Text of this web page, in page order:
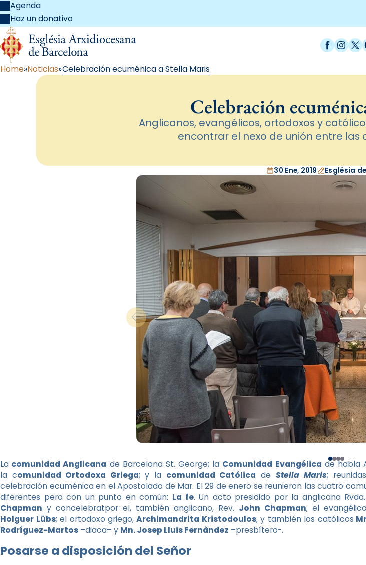
Agenda
Haz un donativo
Facebook
X /
Home Noticias Celebración ecuménica a Stella Maris
Celebración
Anglicanos, evangélicos, ortodoxos y
encontrar el nexo de unión entre
30 Ene, 2019 Església
La comunidad Anglicana de Barcelona St. George; la Comunidad Evangélica de habla
la comunidad Ortodoxa Griega; y la comunidad Católica de Stella Maris;
celebración ecuménica en el Apostolado de Mar. El 29 de enero se reunieron las cuatro
diferentes pero con un punto en común: La fe. Un acto presidido por la anglicana Rvda.
Chapman y concelebratpor el, también anglicano, Rev. John Chapman; el
Holguer Lübs; el ortodoxo griego, Archimandrita Kristodoulos; y también los católicos
Rodríguez-Martos –diaca– y Mn. Josep Lluis Fernàndez –presbítero-.
Posarse a disposición del Señor